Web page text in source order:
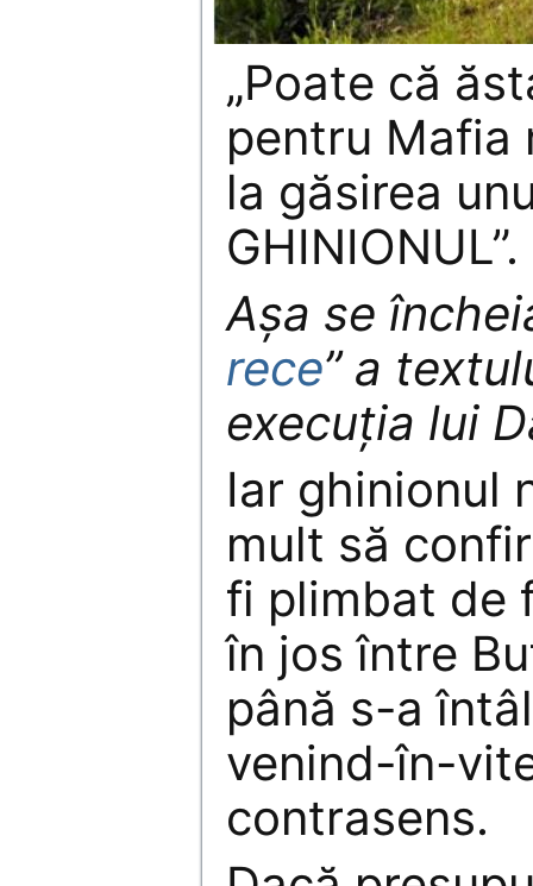
„Poate că
pentru Mafia
la găsirea
GHINIONUL”.
Așa se
rece” a
execuția lui
Iar ghinionul
mult să
fi plimbat de
în jos între
până s-a
venind-în-
contrasens.